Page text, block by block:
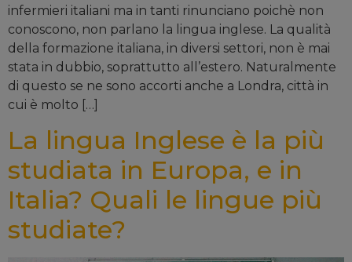
infermieri italiani ma in tanti rinunciano poichè non
conoscono, non parlano la lingua inglese. La qualità
della formazione italiana, in diversi settori, non è mai
stata in dubbio, soprattutto all’estero. Naturalmente
di questo se ne sono accorti anche a Londra, città in
cui è molto […]
La lingua Inglese è la più
studiata in Europa, e in
Italia? Quali le lingue più
studiate?